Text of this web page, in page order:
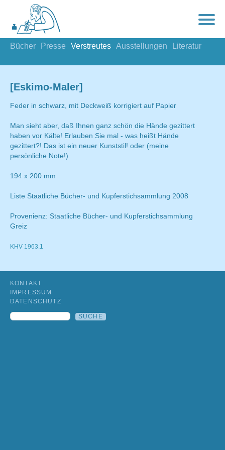
Bücher Presse Verstreutes Ausstellungen Literatur
[Eskimo-Maler]
Feder in schwarz, mit Deckweiß korrigiert auf Papier
Man sieht aber, daß Ihnen ganz schön die Hände gezittert
haben vor Kälte! Erlauben Sie mal - was heißt Hände
gezittert?! Das ist ein neuer Kunststil! oder (meine
persönliche Note!)
194 x 200 mm
Liste Staatliche Bücher- und Kupferstichsammlung 2008
Provenienz: Staatliche Bücher- und Kupferstichsammlung
Greiz
KHV 1963.1
KONTAKT
IMPRESSUM
DATENSCHUTZ